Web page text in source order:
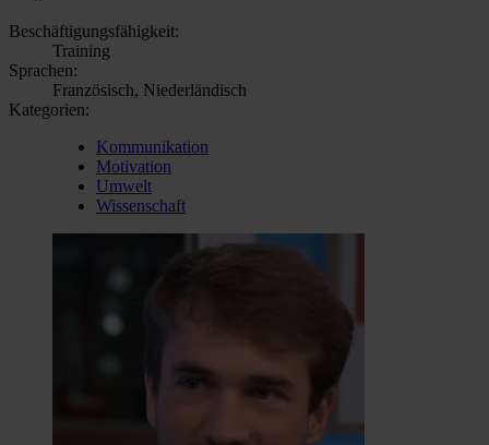
Beschäftigungsfähigkeit:
Training
Sprachen:
Französisch, Niederländisch
Kategorien:
Kommunikation
Motivation
Umwelt
Wissenschaft